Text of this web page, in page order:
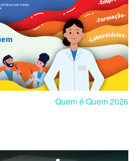
Quem é Quem 2026